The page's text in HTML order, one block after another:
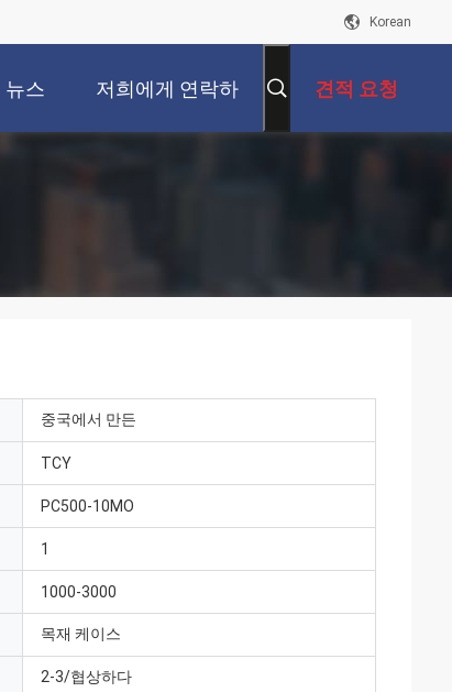
Korean
뉴스 저희에게 연락하 견적 요청
중국에서 만든
TCY
PC500-10MO
1
1000-3000
목재 케이스
2-3/협상하다